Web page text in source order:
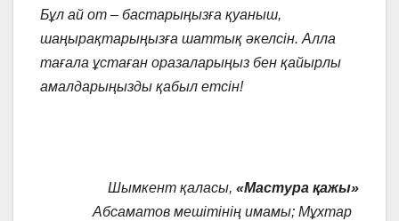
Бұл ай от – бастарыңызға қуаныш,
шаңырақтарыңызға шаттық әкелсін. Алла
тағала ұстаған оразаларыңыз бен қайырлы
амалдарыңызды қабыл етсін!
Шымкент қаласы, «Мастура қажы»
Абсаматов мешітінің имамы; Мұхтар